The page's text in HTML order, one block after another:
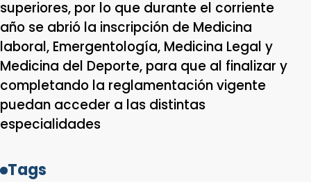
superiores, por lo que durante el corriente
año se abrió la inscripción de Medicina
laboral, Emergentología, Medicina Legal y
Medicina del Deporte, para que al finalizar y
completando la reglamentación vigente
puedan acceder a las distintas
especialidades
Tags